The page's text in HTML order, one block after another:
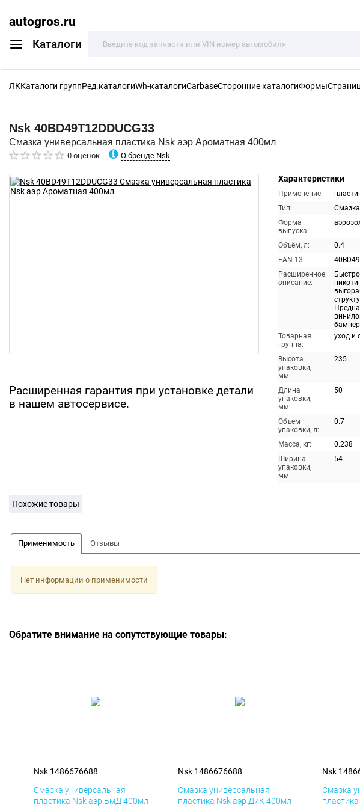
autogros.ru
Каталоги
ЛККаталоги группРед.каталогиWh-каталогиCarbaseСторонние каталогиФормы
Nsk 40BD49T12DDUCG33
Смазка универсальная пластика Nsk аэр Ароматная 400мл
0 оценок О бренде Nsk
Расширенная гарантия при установке детали
в нашем автосервисе.
Характеристики
Применение:
Тип:
Форма
выпуска:
Объём, л:
0.4
EAN-13:
Расширенное
описание:
Товарная
группа:
уход и
Высота
упаковки,
мм:
235
Длина
упаковки,
мм:
50
Объем
упаковки, л:
0.7
Масса, кг:
0.238
Ширина
упаковки,
мм:
54
Похожие товары
Применимость Отзывы
Нет информации о применимости
Обратите внимание на сопутствующие товары:
Nsk 1486676688
Смазка универсальная
пластика Nsk аэр БмД 400мл
Nsk 1486676688
Смазка универсальная
пластика Nsk аэр ДиК 400мл
Nsk
Смазка